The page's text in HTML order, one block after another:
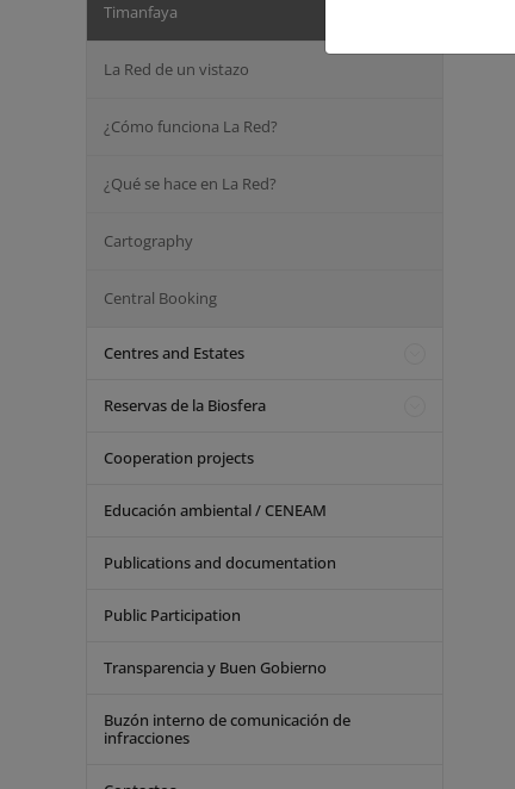
Timanfaya
La Red de un vistazo
¿Cómo funciona La Red?
¿Qué se hace en La Red?
Cartography
Central Booking
Centres and Estates
Reservas de la Biosfera
Cooperation projects
Educación ambiental / CENEAM
Publications and documentation
Public Participation
Transparencia y Buen Gobierno
Buzón interno de comunicación de
infracciones